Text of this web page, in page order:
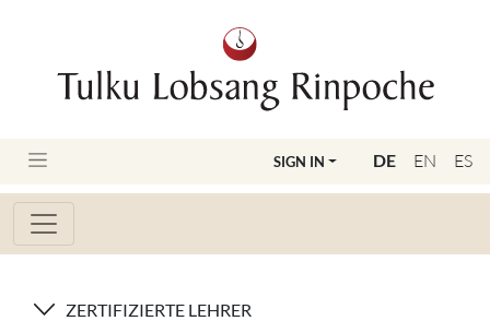
DE EN ES
SIGN IN
ZERTIFIZIERTE LEHRER